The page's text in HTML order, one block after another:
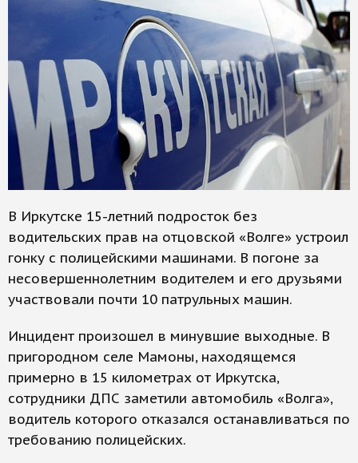
В Иркутске 15-летний подросток без
водительских прав на отцовской «Волге» устроил
гонку с полицейскими машинами. В погоне за
несовершеннолетним водителем и его друзьями
участвовали почти 10 патрульных машин.
Инцидент произошел в минувшие выходные. В
пригородном селе Мамоны, находящемся
примерно в 15 километрах от Иркутска,
сотрудники ДПС заметили автомобиль «Волга»,
водитель которого отказался останавливаться по
требованию полицейских.